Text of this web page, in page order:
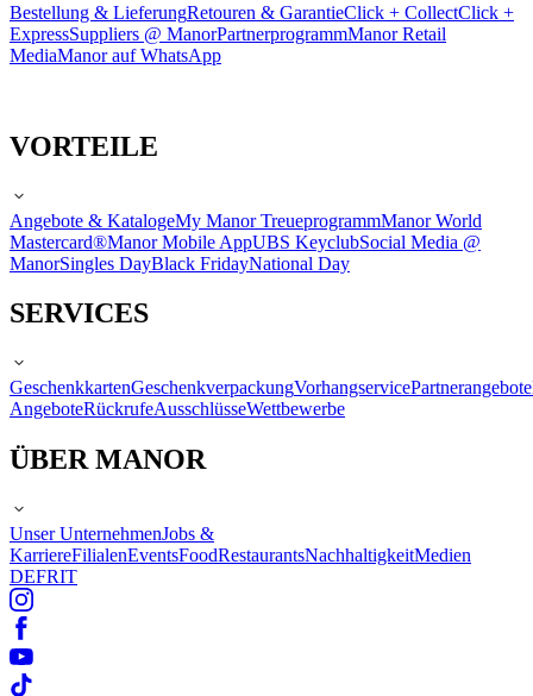
Bestellung & LieferungRetouren & GarantieClick + CollectClick +
ExpressSuppliers @ ManorPartnerprogrammManor Retail
MediaManor auf WhatsApp
VORTEILE
Angebote & KatalogeMy Manor TreueprogrammManor World
Mastercard®Manor Mobile AppUBS KeyclubSocial Media @
ManorSingles DayBlack FridayNational Day
SERVICES
GeschenkkartenGeschenkverpackungVorhangservicePartnerangebote
AngeboteRückrufeAusschlüsseWettbewerbe
ÜBER MANOR
Unser UnternehmenJobs &
KarriereFilialenEventsFoodRestaurantsNachhaltigkeitMedien
DEFRIT